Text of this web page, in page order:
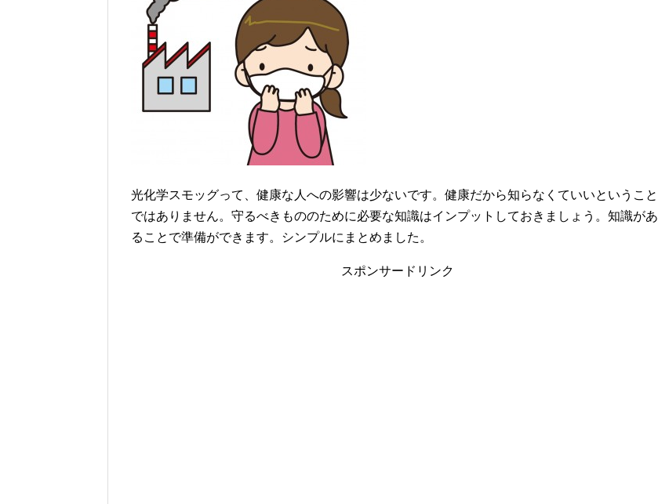
光化学スモッグって、健康な人への影響は少ないです。健康だから知らなくていいということ
ではありません。守るべきもののために必要な知識はインプットしておきましょう。知識があ
ることで準備ができます。シンプルにまとめました。
スポンサードリンク